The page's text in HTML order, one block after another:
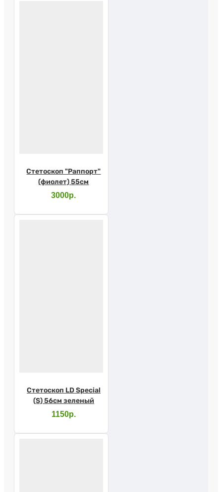
Стетоскоп "Раппорт"
(фиолет) 55см
3000р.
Стетоскоп LD Special
(S) 56см зеленый
1150р.